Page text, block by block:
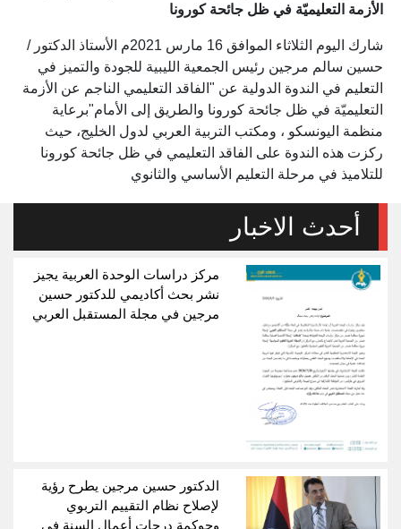
الأزمة التعليميّة في ظل جائحة كورونا
شارك اليوم الثلاثاء الموافق 16 مارس 2021م الأستاذ الدكتور /
حسين سالم مرجين رئيس الجمعية الليبية للجودة والتميز في
التعليم في الندوة الدولية عن "الفاقد التعليمي الناجم عن الأزمة
التعليميّة في ظل جائحة كورونا والطريق إلى الأمام"برعاية
منظمة اليونسكو ، ومكتب التربية العربي لدول الخليج، حيث
ركزت هذه الندوة على الفاقد التعليمي في ظل جائحة كورونا
للتلاميذ في مرحلة التعليم الأساسي والثانوي
أحدث الاخبار
مركز دراسات الوحدة العربية يجيز
نشر بحث أكاديمي للدكتور حسين
مرجين في مجلة المستقبل العربي
الدكتور حسين مرجين يطرح رؤية
لإصلاح نظام التقييم التربوي
وحوكمة درجات أعمال السنة في